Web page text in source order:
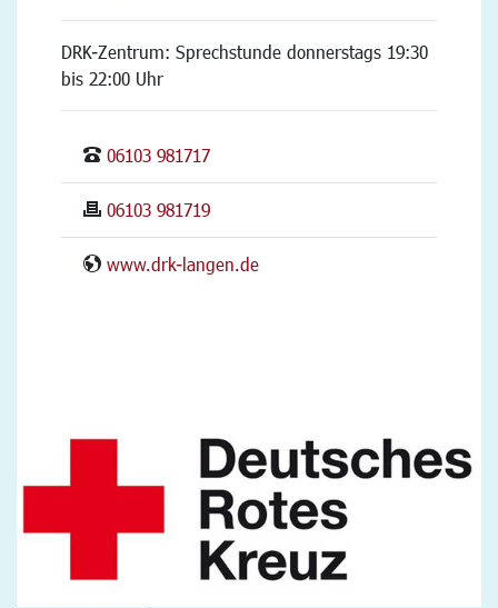
DRK-Zentrum: Sprechstunde donnerstags 19:30
bis 22:00 Uhr
06103 981717
06103 981719
www.drk-langen.de